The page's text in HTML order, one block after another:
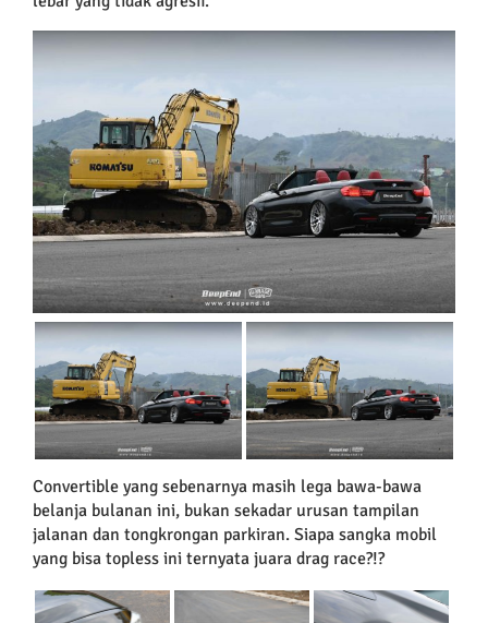
Convertible yang sebenarnya masih lega bawa-bawa
belanja bulanan ini, bukan sekadar urusan tampilan
jalanan dan tongkrongan parkiran. Siapa sangka mobil
yang bisa topless ini ternyata juara drag race?!?